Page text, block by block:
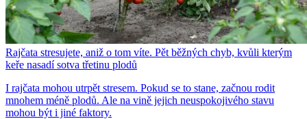
Rajčata stresujete, aniž o tom víte. Pět běžných chyb, kvůli kterým
keře nasadí sotva třetinu plodů
I rajčata mohou utrpět stresem. Pokud se to stane, začnou rodit
mnohem méně plodů. Ale na vině jejich neuspokojivého stavu
mohou být i jiné faktory.